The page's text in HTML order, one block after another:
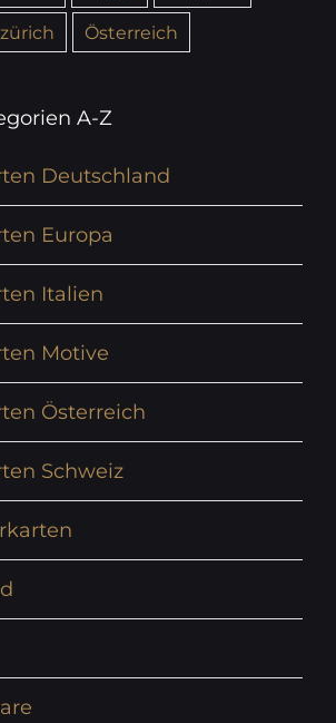
zürich Österreich
A-Z
Deutschland
Europa
Italien
Motive
Österreich
Schweiz